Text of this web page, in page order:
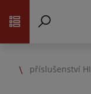
příslušenství